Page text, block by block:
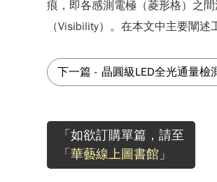
痕，即各感測電極（菱形格）之
（Visibility）。在本文中主要闡
下一篇 -晶圓級LED全光通量檢
「如欲訂購單篇，請至
「華藝線上圖書館」